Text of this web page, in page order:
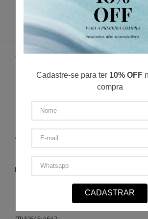
SUPORTE
ENTREGA
POLÍTICA DE PRIVACIDADE
FORMAS DE PAGAMENTO
MINHA CONTA
CONTATO
sac@redfeather.com.br
SHOPPING ELDORADO, PISO 1 - SÃO PAULO
Cadastre-se para ter 10% OFF
compra
CADASTRAR